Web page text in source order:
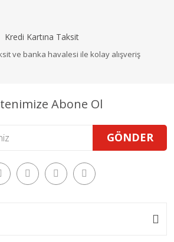
Kredi Kartına Taksit
ve banka havalesi ile kolay alışveriş
Abone Ol
GÖNDER